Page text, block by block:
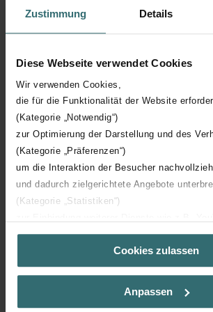
Zustimmung Details
Diese Webseite verwendet Cookies
Wir verwenden Cookies,
die für die Funktionalität der Website
(Kategorie „Notwendig“)
zur Optimierung der Darstellung und des
(Kategorie „Präferenzen“)
um die Interaktion der Besucher
und dadurch zielgerichtete Angebote
(Kategorie „Statistiken“)
(Kategorie „Marketing“)
Über „Details zeigen“ bzw. die
Sie weitere Informationen. Durch die
der Auswahl von „Statistiken“ willigen Sie
Cookies zulassen
Anpassen
2020
2019
2017
2016